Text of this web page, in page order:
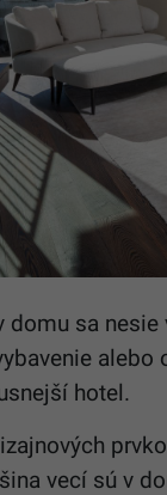
domu sa
alebo
hotel.
vecí sú v